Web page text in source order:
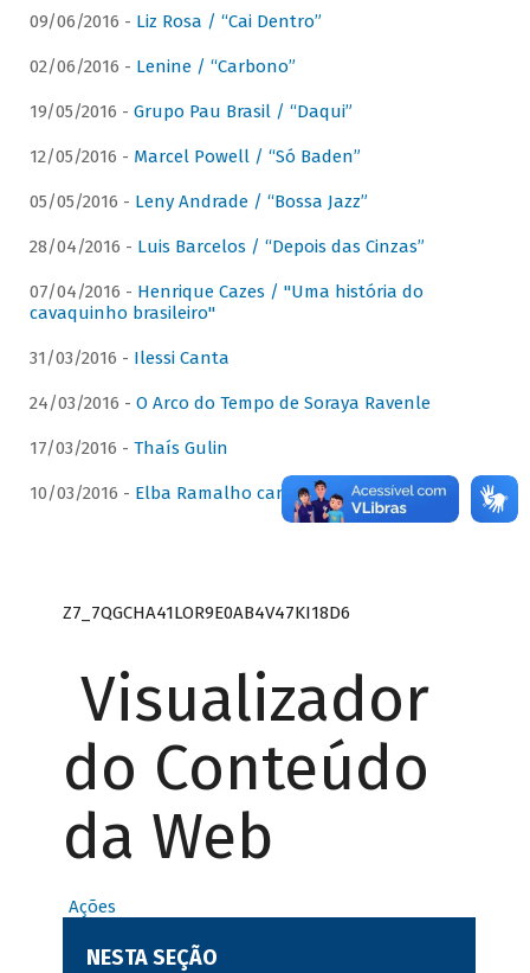
09/06/2016 - Liz Rosa / “Cai Dentro”
02/06/2016 - Lenine / “Carbono”
19/05/2016 - Grupo Pau Brasil / “Daqui”
12/05/2016 - Marcel Powell / “Só Baden”
05/05/2016 - Leny Andrade / “Bossa Jazz”
28/04/2016 - Luis Barcelos / “Depois das Cinzas”
07/04/2016 - Henrique Cazes / "Uma história do
cavaquinho brasileiro"
31/03/2016 - Ilessi Canta
24/03/2016 - O Arco do Tempo de Soraya Ravenle
17/03/2016 - Thaís Gulin
10/03/2016 - Elba Ramalho canta Dominguinhos
Z7_7QGCHA41LOR9E0AB4V47KI18D6
Visualizador
do Conteúdo
da Web
Ações
NESTA SEÇÃO